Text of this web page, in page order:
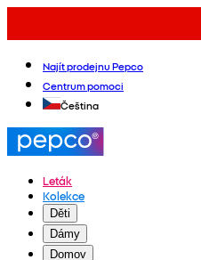
Najít prodejnu Pepco
Centrum pomoci
Čeština
Leták
Kolekce
Děti
Dámy
Domov